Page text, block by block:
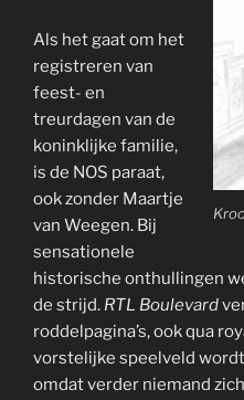
Als het gaat om het
registreren van
feest- en
treurdagen van de
koninklijke familie,
is de NOS paraat,
ook zonder Maartje
van Weegen. Bij
sensationele
historische onthullingen
de strijd. RTL Boulevard
roddelpagina’s, ook qua
vorstelijke speelveld wordt
omdat verder niemand